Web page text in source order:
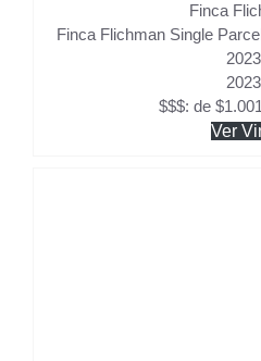
Finca
Finca Flichman Single
2023
2023
$$$: de
Ver